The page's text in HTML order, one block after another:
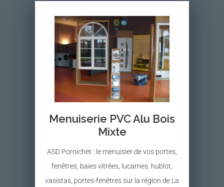
Menuiserie PVC Alu Bois
Mixte
ASD Pornichet : le menuisier de vos portes,
fenêtres, baies vitrées, lucarnes, hublot,
vasistas, portes-fenêtres sur la région de La